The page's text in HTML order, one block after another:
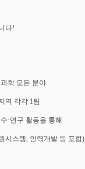
다!
학 모든 분야
역 각각 1팀
·연구 활동을 통해
시스템, 인력개발 등 포함)